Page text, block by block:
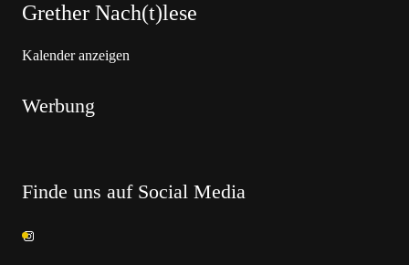
Grether Nach(t)lese
Kalender anzeigen
Werbung
Finde uns auf Social Media